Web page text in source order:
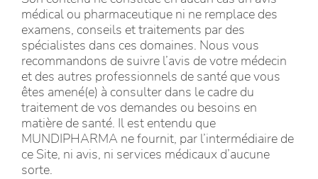
médical ou pharmaceutique ni ne remplace des
examens, conseils et traitements par des
spécialistes dans ces domaines. Nous vous
recommandons de suivre l’avis de votre médecin
et des autres professionnels de santé que vous
êtes amené(e) à consulter dans le cadre du
traitement de vos demandes ou besoins en
matière de santé. Il est entendu que
MUNDIPHARMA ne fournit, par l’intermédiaire de
ce Site, ni avis, ni services médicaux d’aucune
sorte.